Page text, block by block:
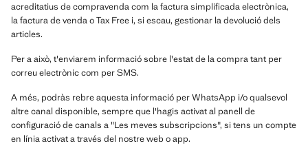
acreditatius de compravenda com la factura simplificada electrònica,
la factura de venda o Tax Free i, si escau, gestionar la devolució dels
articles.
Per a això, t'enviarem informació sobre l'estat de la compra tant per
correu electrònic com per SMS.
A més, podràs rebre aquesta informació per WhatsApp i/o qualsevol
altre canal disponible, sempre que l'hagis activat al panell de
configuració de canals a "Les meves subscripcions", si tens un compte
en línia activat a través del nostre web o app.